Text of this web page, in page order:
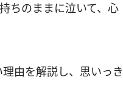
ちのままに泣いて、心
由を解説し、思いっき